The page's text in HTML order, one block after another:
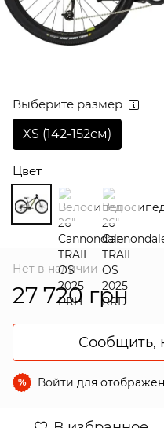
Выберите размер
XS (142-152см)
Цвет
Нет в наличии
27 720 грн
Сообщить,
% Войти для